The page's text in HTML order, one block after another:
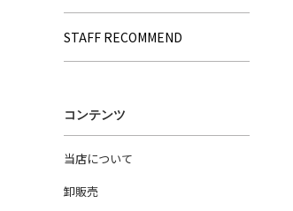
STAFF RECOMMEND
コンテンツ
当店について
卸販売